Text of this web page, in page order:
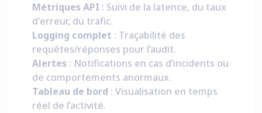
Métriques API : Suivi de la latence, du taux
d'erreur, du trafic.
Logging complet : Traçabilité des
requêtes/réponses pour l’audit.
Alertes : Notifications en cas d’incidents ou
de comportements anormaux.
Tableau de bord : Visualisation en temps
réel de l’activité.